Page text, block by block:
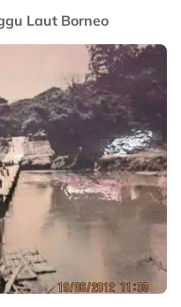
Laut Borneo